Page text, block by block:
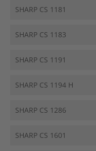
SHARP CS 1181
SHARP CS 1183
SHARP CS 1191
SHARP CS 1194 H
SHARP CS 1286
SHARP CS 1601